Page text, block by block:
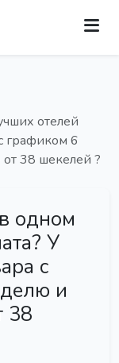
отелей
графиком 6
38 шекелей ?
одном
У
с
и
38